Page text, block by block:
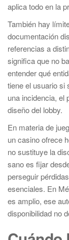
aplica todo en la
También hay
documentación
referencias a
significa que no
entender qué
tiene el usuario si
una incidencia, el
diseño del lobby.
En materia de
un casino ofrece
no sustituye la
sano es fijar
perseguir
esenciales. En
es amplio, ese
disponibilidad no